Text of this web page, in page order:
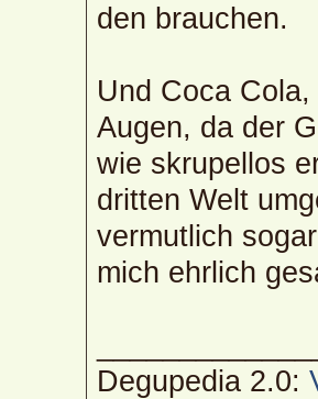
den brauchen.
Und Coca
Augen, da der
wie skrupellos
dritten Welt
vermutlich
mich ehrlich
Degupedia 2.0: